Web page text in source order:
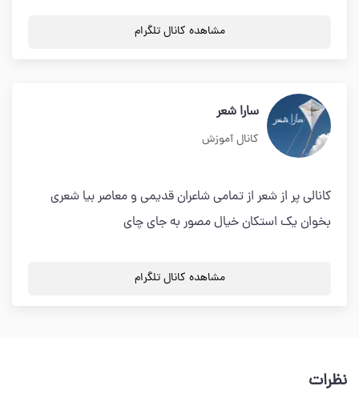
مشاهده کانال تلگرام
سارا شعر
کانال آموزش
کانالی پر از شعر از تمامی شاعران قدیمی و معاصر بیا شعری
بخوان یک استکان خیال مصور به جای چای
مشاهده کانال تلگرام
نظرات